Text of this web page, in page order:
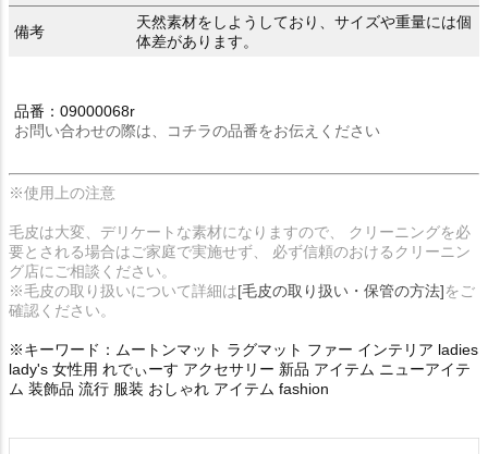
備考
天然素材をしようしており、サイズや重量には個
体差があります。
品番：09000068r
お問い合わせの際は、コチラの品番をお伝えください
※使用上の注意
毛皮は大変、デリケートな素材になりますので、 クリーニングを必
要とされる場合はご家庭で実施せず、 必ず信頼のおけるクリーニン
グ店にご相談ください。
※毛皮の取り扱いについて詳細は[毛皮の取り扱い・保管の方法]をご
確認ください。
※キーワード：ムートンマット ラグマット ファー インテリア ladies
lady's 女性用 れでぃーす アクセサリー 新品 アイテム ニューアイテ
ム 装飾品 流行 服装 おしゃれ アイテム fashion